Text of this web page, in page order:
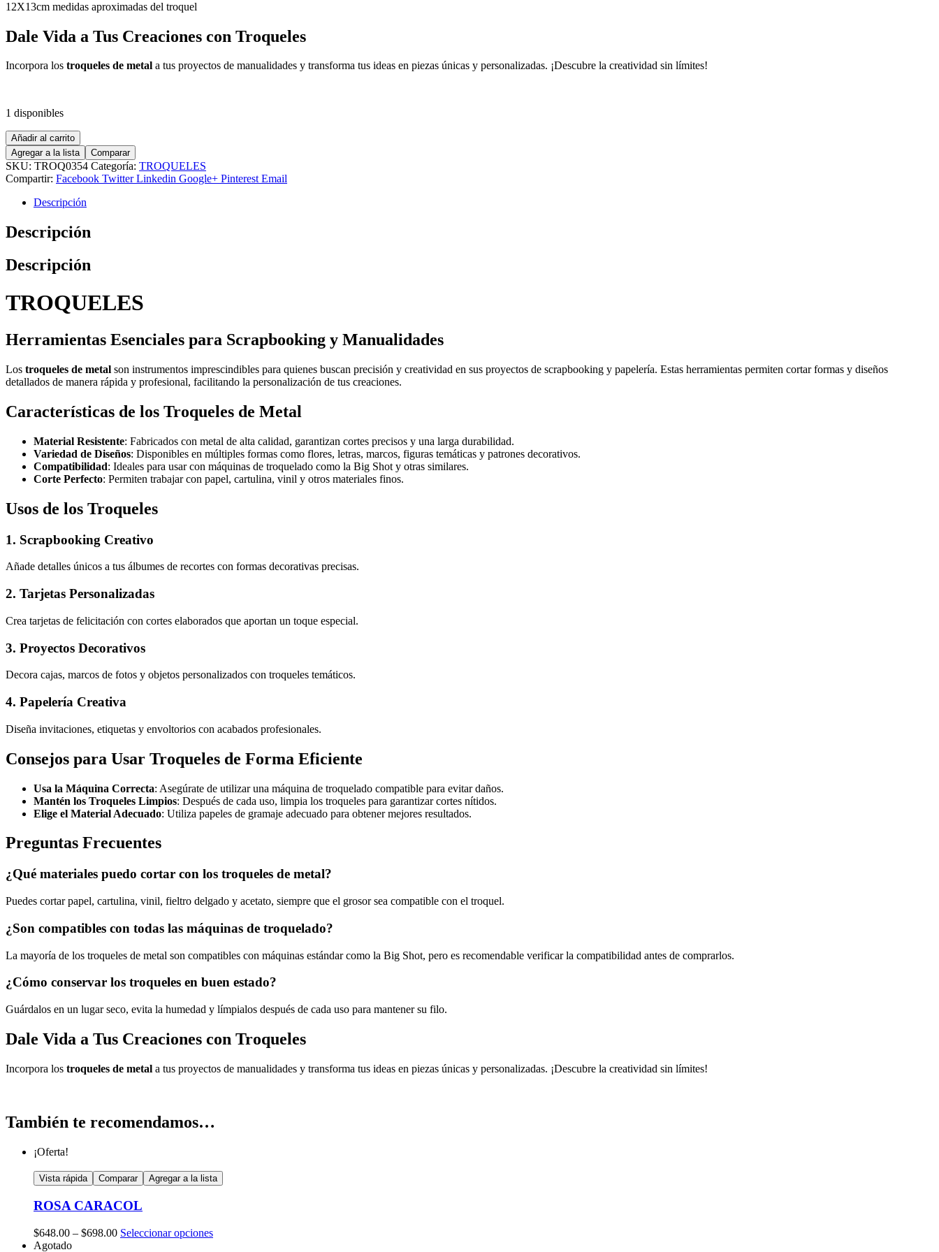
12X13cm medidas aproximadas del troquel
Dale Vida a Tus Creaciones con Troqueles
Incorpora los troqueles de metal a tus proyectos de manualidades y transforma tus ideas en piezas únicas y personalizadas. ¡Descubre la creatividad sin límites!
1 disponibles
TROQUELES
GIRASOL
CARACOL
cantidad
Añadir al carrito
Agregar a la lista
Comparar
SKU: TROQ0354 Categoría: TROQUELES
Compartir: Facebook Twitter Linkedin Google+ Pinterest Email
Descripción
Descripción
Descripción
TROQUELES
Herramientas Esenciales para Scrapbooking y Manualidades
Los troqueles de metal son instrumentos imprescindibles para quienes buscan precisión y creatividad en sus proyectos de scrapbooking y papelería. Estas herramientas permiten cortar formas y diseños
detallados de manera rápida y profesional, facilitando la personalización de tus creaciones.
Características de los Troqueles de Metal
Material Resistente: Fabricados con metal de alta calidad, garantizan cortes precisos y una larga durabilidad.
Variedad de Diseños: Disponibles en múltiples formas como flores, letras, marcos, figuras temáticas y patrones decorativos.
Compatibilidad: Ideales para usar con máquinas de troquelado como la Big Shot y otras similares.
Corte Perfecto: Permiten trabajar con papel, cartulina, vinil y otros materiales finos.
Usos de los Troqueles
1. Scrapbooking Creativo
Añade detalles únicos a tus álbumes de recortes con formas decorativas precisas.
2. Tarjetas Personalizadas
Crea tarjetas de felicitación con cortes elaborados que aportan un toque especial.
3. Proyectos Decorativos
Decora cajas, marcos de fotos y objetos personalizados con troqueles temáticos.
4. Papelería Creativa
Diseña invitaciones, etiquetas y envoltorios con acabados profesionales.
Consejos para Usar Troqueles de Forma Eficiente
Usa la Máquina Correcta: Asegúrate de utilizar una máquina de troquelado compatible para evitar daños.
Mantén los Troqueles Limpios: Después de cada uso, limpia los troqueles para garantizar cortes nítidos.
Elige el Material Adecuado: Utiliza papeles de gramaje adecuado para obtener mejores resultados.
Preguntas Frecuentes
¿Qué materiales puedo cortar con los troqueles de metal?
Puedes cortar papel, cartulina, vinil, fieltro delgado y acetato, siempre que el grosor sea compatible con el troquel.
¿Son compatibles con todas las máquinas de troquelado?
La mayoría de los troqueles de metal son compatibles con máquinas estándar como la Big Shot, pero es recomendable verificar la compatibilidad antes de comprarlos.
¿Cómo conservar los troqueles en buen estado?
Guárdalos en un lugar seco, evita la humedad y límpialos después de cada uso para mantener su filo.
Dale Vida a Tus Creaciones con Troqueles
Incorpora los troqueles de metal a tus proyectos de manualidades y transforma tus ideas en piezas únicas y personalizadas. ¡Descubre la creatividad sin límites!
También te recomendamos…
¡Oferta!
Vista rápida Comparar Agregar a la lista
ROSA CARACOL
$648.00 – $698.00 Seleccionar opcionesEste
Agotado